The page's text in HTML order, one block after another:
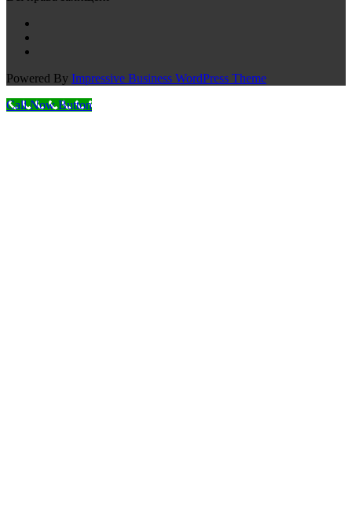
Powered By Impressive Business WordPress Theme
Call Now Button